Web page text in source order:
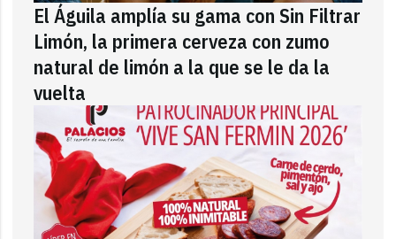
El Águila amplía su gama con Sin Filtrar
Limón, la primera cerveza con zumo
natural de limón a la que se le da la
vuelta